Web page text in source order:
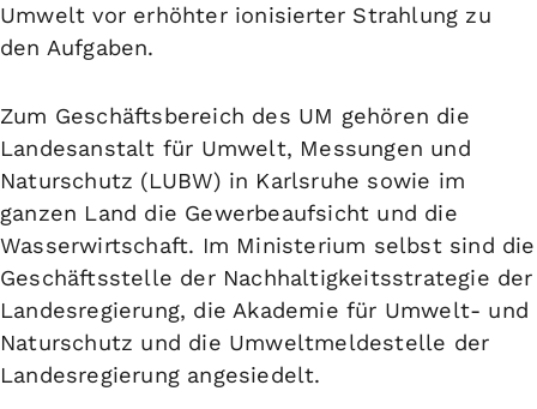
Umwelt vor erhöhter ionisierter Strahlung zu
den Aufgaben.
Zum Geschäftsbereich des UM gehören die
Landesanstalt für Umwelt, Messungen und
Naturschutz (LUBW) in Karlsruhe sowie im
ganzen Land die Gewerbeaufsicht und die
Wasserwirtschaft. Im Ministerium selbst sind die
Geschäftsstelle der Nachhaltigkeitsstrategie der
Landesregierung, die Akademie für Umwelt- und
Naturschutz und die Umweltmeldestelle der
Landesregierung angesiedelt.